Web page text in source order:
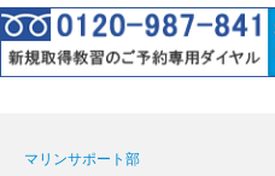
マリンサポート部